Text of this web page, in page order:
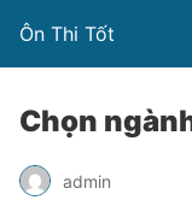
Ôn Thi Tốt
Chọn
admin